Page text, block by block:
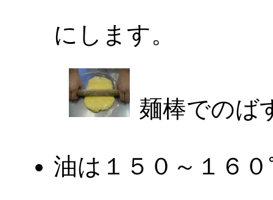
にします。
麺棒でのば
油は１５０～１６